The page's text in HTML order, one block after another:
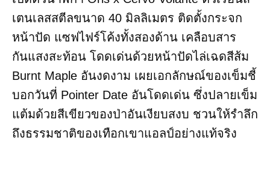
เตนเลสสตีลขนาด 40 มิลลิเมตร ติดตั้งกระจก
หน้าปัด แซฟไฟร์โค้งทั้งสองด้าน เคลือบสาร
กันแสงสะท้อน โดดเด่นด้วยหน้าปัดไล่เฉดสีส้ม
Burnt Maple อันงดงาม เผยเอกลักษณ์ของเข็มชี้
บอกวันที่ Pointer Date อันโดดเด่น ซึ่งปลายเข็ม
แต้มด้วยสีเขียวของป่าอันเงียบสงบ ชวนให้รำลึก
ถึงธรรมชาติของเทือกเขาแอลป์อย่างแท้จริง